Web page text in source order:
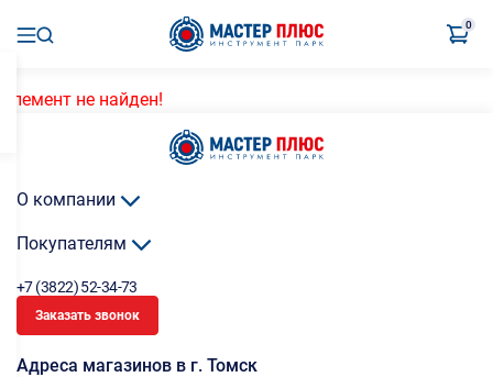
0
Элемент не найден!
О компании
Покупателям
+7 (3822) 52-34-73
Заказать звонок
Адреса магазинов в г. Томск